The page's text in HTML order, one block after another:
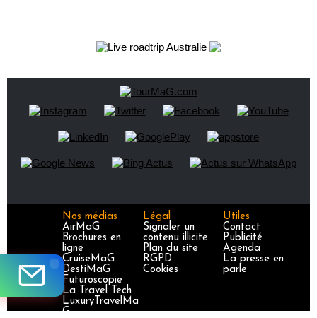
Nos médias
AirMaG
Brochures en
ligne
CruiseMaG
DestiMaG
Futuroscopie
La Travel Tech
LuxuryTravelMa
G
Légal
Signaler un
contenu illicite
Plan du site
RGPD
Cookies
Utiles
Contact
Publicité
Agenda
La presse en
parle